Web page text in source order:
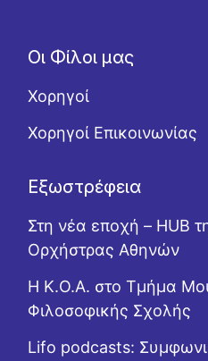
Οι Φίλοι μας
Χορηγοί
Χορηγοί Επικοινωνίας
Εξωστρέφεια
Στη νέα εποχή – HUB
Ορχήστρας Αθηνών
Η Κ.Ο.Α. στο Τμήμα
Φιλοσοφικής Σχολής
Lifo podcasts: